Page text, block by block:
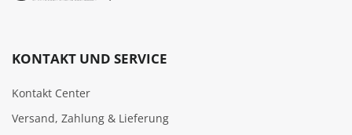
KONTAKT UND SERVICE
Kontakt Center
Versand, Zahlung & Lieferung